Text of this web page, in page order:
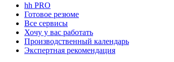
hh PRO
Готовое резюме
Все сервисы
Хочу у вас работать
Производственный календарь
Экспертная рекомендация